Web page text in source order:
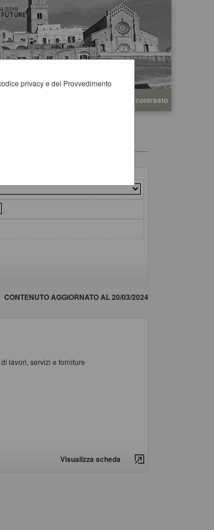
Alto contrasto
privacy e del Provvedimento
CONTENUTO AGGIORNATO AL 20/03/2024
lavori, servizi e forniture
Visualizza scheda